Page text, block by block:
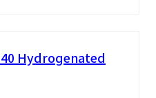
40 Hydrogenated